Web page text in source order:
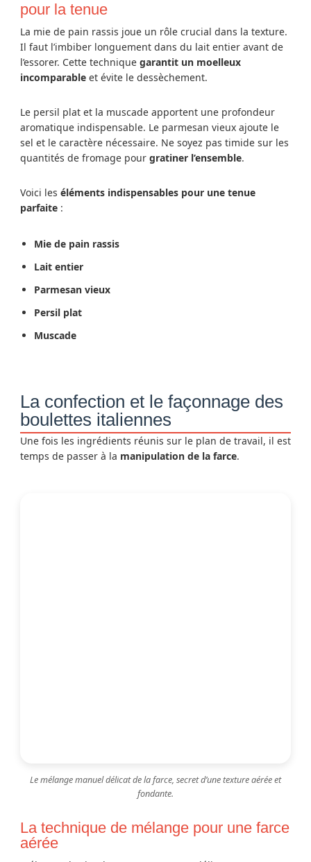
pour la tenue
La mie de pain rassis joue un rôle crucial dans la texture.
Il faut l’imbiber longuement dans du lait entier avant de
l’essorer. Cette technique garantit un moelleux
incomparableet évite le dessèchement.
Le persil plat et la muscade apportent une profondeur
aromatique indispensable. Le parmesan vieux ajoute le
sel et le caractère nécessaire. Ne soyez pas timide sur les
quantités de fromage pour gratiner l’ensemble.
Voici les éléments indispensables pour une tenue
parfaite:
Mie de pain rassis
Lait entier
Parmesan vieux
Persil plat
Muscade
La confection et le façonnage des
boulettes italiennes
Une fois les ingrédients réunis sur le plan de travail, il est
temps de passer à la manipulation de la farce.
Le mélange manuel délicat de la farce, secret d’une texture aérée et
fondante.
La technique de mélange pour une farce
aérée